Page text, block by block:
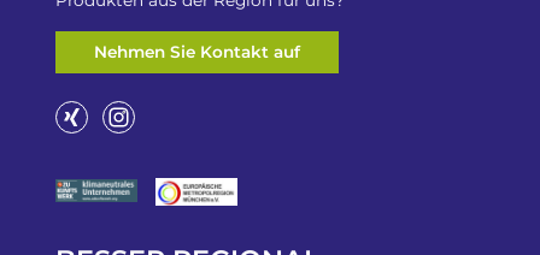
Nehmen Sie Kontakt auf